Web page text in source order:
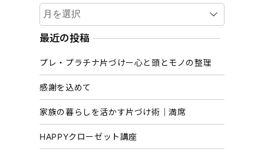
ア
ー
カ
ブ
最近の投稿
プレ・プラチナ片づけー心と頭とモノの整理
感謝を込めて
家族の暮らしを活かす片づけ術｜満席
HAPPYクローゼット講座